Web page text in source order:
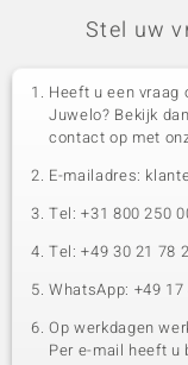
Stel uw
Heeft u een
Juwelo? Bekijk
contact op met
E-mailadres:
Tel: +31 800 250
Tel: +49 30 21 78
WhatsApp: +49
Op werkdagen
Per e-mail heeft u